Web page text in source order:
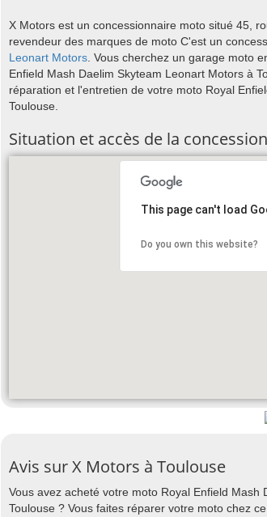
X Motors est un concessionnaire moto situé 45,
revendeur des marques de moto C'est un
Leonart Motors . Vous cherchez un garage moto
Enfield Mash Daelim Skyteam Leonart Motors à
réparation et l'entretien de votre moto Royal
Toulouse.
Situation et accès de la
This page can't load
Do you own this website?
Avis sur X Motors à Toulouse
Vous avez acheté votre moto Royal Enfield
Toulouse ? Vous faites réparer votre moto chez